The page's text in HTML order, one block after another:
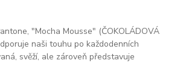
"Mocha Mousse" (ČOKOLÁDOVÁ
naši touhu po každodenních
svěží, ale zároveň představuje